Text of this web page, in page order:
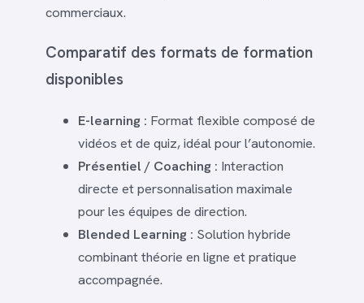
commerciaux.
Comparatif des formats de formation
disponibles
E-learning : Format flexible composé de
vidéos et de quiz, idéal pour l’autonomie.
Présentiel / Coaching : Interaction
directe et personnalisation maximale
pour les équipes de direction.
Blended Learning : Solution hybride
combinant théorie en ligne et pratique
accompagnée.